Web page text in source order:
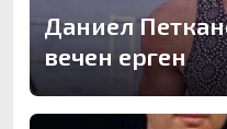
Даниел
вечен ерген